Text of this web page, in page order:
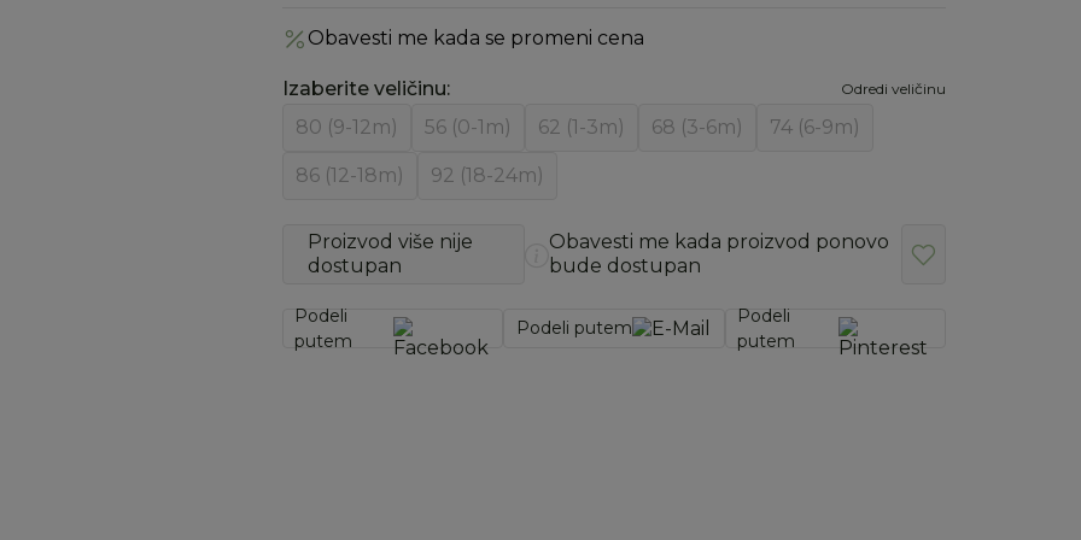
Obavesti me kada se promeni cena
Izaberite veličinu: Odredi veličinu
80 (9-12m) 56 (0-1m) 62 (1-3m) 68 (3-6m) 74 (6-9m)
86 (12-18m) 92 (18-24m)
Proizvod više nije
dostupan
Obavesti me kada proizvod ponovo
bude dostupan
Podeli
putem
Podeli putem
Podeli
putem